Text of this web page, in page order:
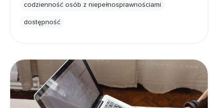
codzienność osób z niepełnosprawnościami
dostępność